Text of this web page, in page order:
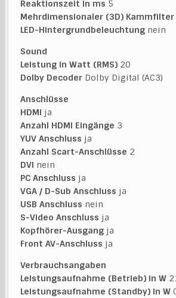
Reaktionszeit in ms 5
Mehrdimensionaler (3D) Kammfilter
LED-Hintergrundbeleuchtung nein
Sound
Leistung in Watt (RMS) 20
Dolby Decoder Dolby Digital (AC3)
Anschlüsse
HDMI ja
Anzahl HDMI Eingänge 3
YUV Anschluss ja
Anzahl Scart-Anschlüsse 2
DVI nein
PC Anschluss ja
VGA / D-Sub Anschluss ja
USB Anschluss nein
S-Video Anschluss ja
Kopfhörer-Ausgang ja
Front AV-Anschluss ja
Verbrauchsangaben
Leistungsaufnahme (Betrieb) in W
Leistungsaufnahme (Standby) in W